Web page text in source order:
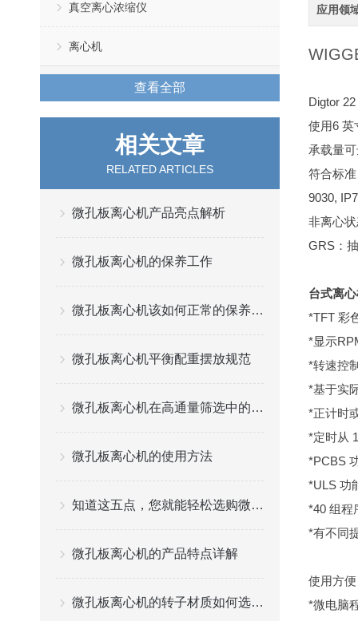
真空离心浓缩仪
离心机
查看全部
相关文章
RELATED ARTICLES
微孔板离心机产品亮点解析
微孔板离心机的保养工作
微孔板离心机该如何正常的保养与维护？
微孔板离心机平衡配重摆放规范
微孔板离心机在高通量筛选中的应用与优势
微孔板离心机的使用方法
知道这五点，您就能轻松选购微孔板离心机
微孔板离心机的产品特点详解
微孔板离心机的转子材质如何选择？
应用领
Digtor
使用6 英
承载量
符合标
9030,
非离心
GRS：
台式离
*TFT 彩
*显示
*转速控
*基于实
*正计时
*定时从
*PCBS
*ULS 功
*40 组程
*有不同
使用方便
*微电脑